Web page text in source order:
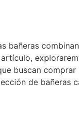
bañeras
buscan comprar
de bañeras